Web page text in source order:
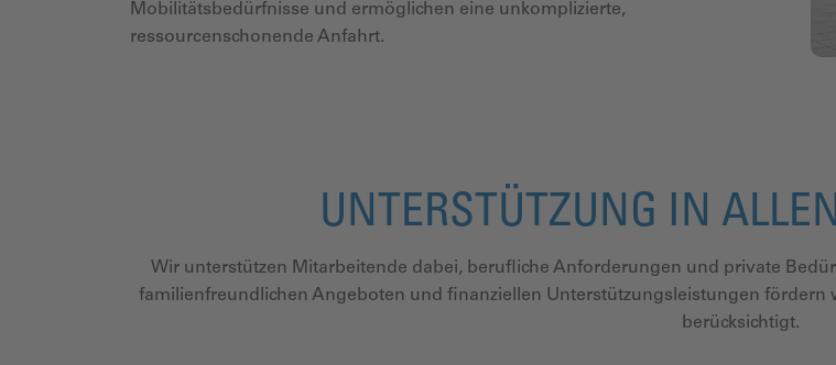
Mobilitätsbedürfnisse und ermöglichen eine unkomplizierte,
ressourcenschonende Anfahrt.
UNTERSTÜTZUNG IN
Wir unterstützen Mitarbeitende dabei, berufliche Anforderungen und private
familienfreundlichen Angeboten und finanziellen Unterstützungsleistungen fördern
berücksichtigt.